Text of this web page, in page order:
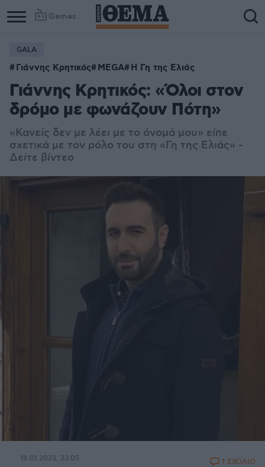
Games
GALA
Γιάννης Κρητικός MEGA Η Γη της Ελιάς
Γιάννης Κρητικός: «Όλοι στον
δρόμο με φωνάζουν Πότη»
«Κανείς δεν με λέει με το όνομά μου» είπε
σχετικά με τον ρόλο του στη «Γη της Ελιάς» -
Δείτε βίντεο
18.01.2023, 23:05 1 ΣΧΟΛΙΟ